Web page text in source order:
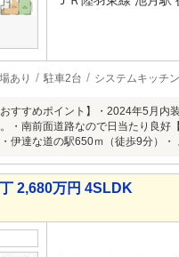
あり 駐車2台 システムキッチン
おすすめポイント】・2024年5月
・南前面道路なので日当たり良好
伊達な道の駅650ｍ（徒歩9分）・
2,680万円 4SLDK